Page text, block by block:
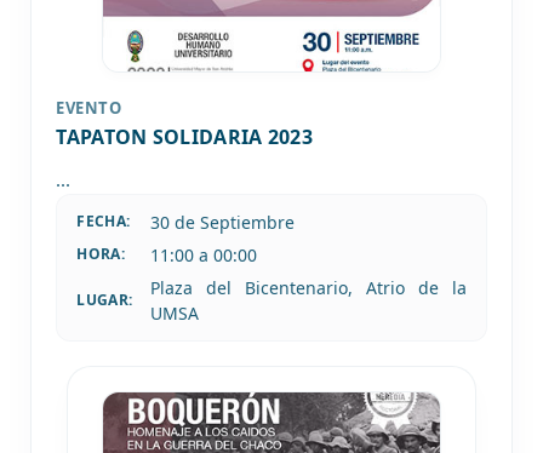
EVENTO
TAPATON SOLIDARIA 2023
...
FECHA: 30 deSeptiembre
HORA: 11:00 a 00:00
LUGAR:
Plaza del Bicentenario, Atrio de la
UMSA